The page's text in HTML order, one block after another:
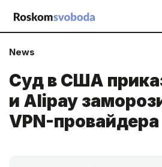
News
Суд в США
и Alipay
VPN-провайдера